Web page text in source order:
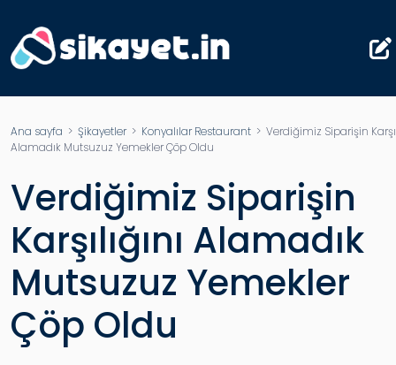
Ana sayfa > Şikayetler> Konyalılar Restaurant > Verdiğimiz Siparişin
Alamadık Mutsuzuz Yemekler Çöp Oldu
Verdiğimiz Siparişin
Karşılığını Alamadık
Mutsuzuz Yemekler
Çöp Oldu